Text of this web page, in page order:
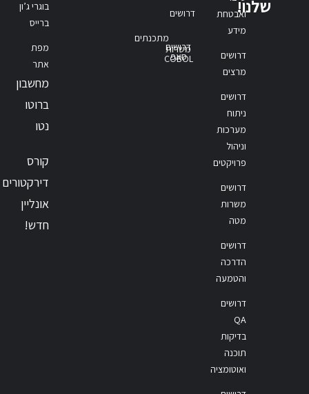
שלנו!ואבטחת
מידע
דרושים
מרצים
דרושים
ניתוח
מערכות
וניהול
פרויקטים
דרושים
משרות
מטה
דרושים
הדרכה
והטמעה
דרושים
QA
בדיקות
תוכנה
ואוטומציה
דרושים
מתכנתים
דרושים
סאפ
משרות
COBOL
בוגרי ג’ון
ברייס
מפת
אתר
מחשבון
ברוטו
נטו
קורס
דירקטורים
אונליין
חדש!